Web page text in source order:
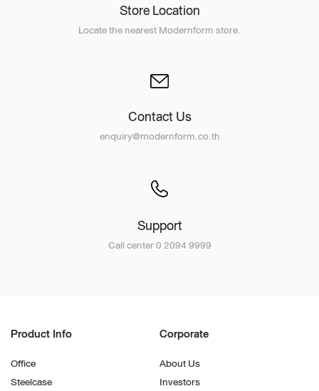
Store Location
Locate the nearest Modernform store.
Contact Us
enquiry@modernform.co.th
Support
Call center 0 2094 9999
Product Info
Office
Steelcase
Corporate
About Us
Investors